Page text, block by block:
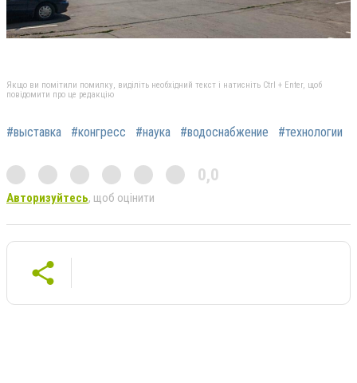
Якщо ви помітили помилку, виділіть необхідний текст і натисніть Ctrl + Enter, щоб
повідомити про це редакцію
#выставка #конгресс #наука #водоснабжение #технологии
0,0
Авторизуйтесь, щоб оцінити